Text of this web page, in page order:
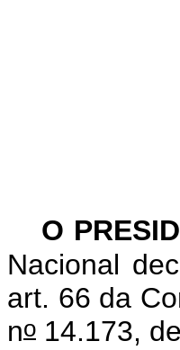
O
Nacional
art. 66 da
no 14.173,